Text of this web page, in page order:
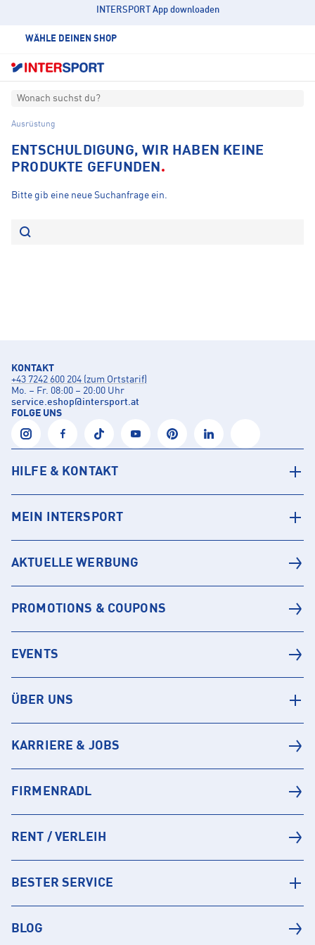
INTERSPORT App downloaden
WÄHLE DEINEN SHOP
Wonach suchst du?
Ausrüstung
ENTSCHULDIGUNG, WIR HABEN KEINE
PRODUKTE GEFUNDEN
Bitte gib eine neue Suchanfrage ein.
KONTAKT
+43 7242 600 204 (zum Ortstarif)
Mo. – Fr. 08:00 – 20:00 Uhr
service.eshop@intersport.at
FOLGE UNS
HILFE & KONTAKT
MEIN INTERSPORT
AKTUELLE WERBUNG
PROMOTIONS & COUPONS
EVENTS
ÜBER UNS
KARRIERE & JOBS
FIRMENRADL
RENT / VERLEIH
BESTER SERVICE
BLOG